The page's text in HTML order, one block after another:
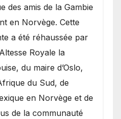
des amis de la Gambie
en Norvège. Cette
a été réhaussée par
Royale la
du maire d’Oslo,
du Sud, de
en Norvège et de
de la communauté